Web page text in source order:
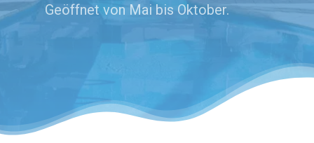
Geöffnet von Mai bis Oktober.